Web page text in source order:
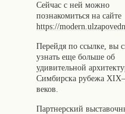
Сейчас с ней можно
познакомиться на сайте
https://
Перейдя по ссылке, вы
узнать еще больше об
удивительной
Симбирска рубежа
веков.
Партнерский